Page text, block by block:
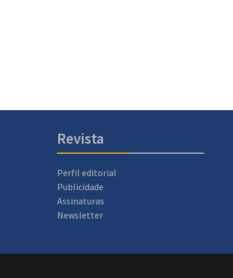
Revista
Perfil editorial
Publicidade
Assinaturas
Newsletter